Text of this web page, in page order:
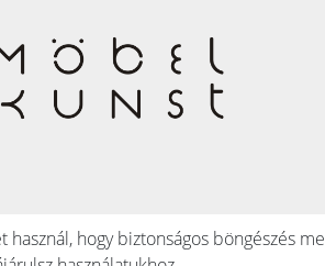
használ, hogy biztonságos böngészés